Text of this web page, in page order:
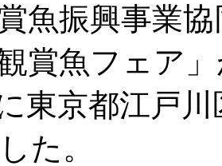
魚振興事業
賞魚フェア
東京都江戸
た。